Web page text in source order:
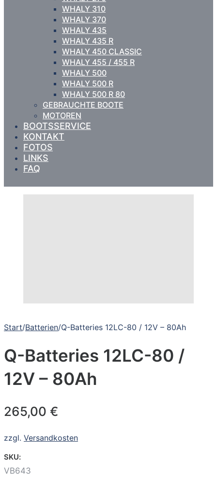
WHALY 310
WHALY 370
WHALY 435
WHALY 435 R
WHALY 450 CLASSIC
WHALY 455 / 455 R
WHALY 500
WHALY 500 R
WHALY 500 R 80
GEBRAUCHTE BOOTE
MOTOREN
BOOTSSERVICE
KONTAKT
FOTOS
LINKS
FAQ
Start/Batterien/Q-Batteries 12LC-80 / 12V – 80Ah
Q-Batteries 12LC-80 /
12V – 80Ah
265,00 €
zzgl. Versandkosten
SKU:
VB643